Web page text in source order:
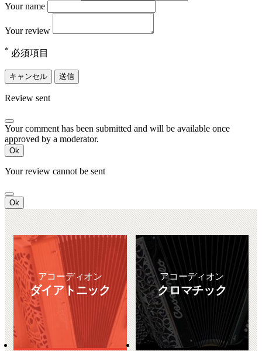
Your name
Your review
* 必須項目
キャンセル 送信
Review sent
Your comment has been submitted and will be available once
approved by a moderator.
Ok
Your review cannot be sent
Ok
アコーディオン
ダイアトニック
アコーディオン
クロマチック